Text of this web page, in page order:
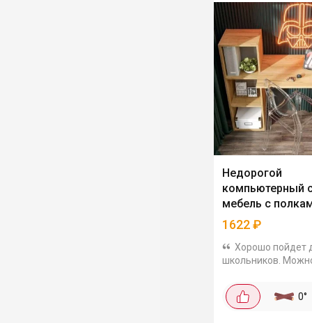
Недорогой
компьютерный
мебель с
1622₽
Хорошо пойдет
школьников.
письменный или
компьютерный. 0°